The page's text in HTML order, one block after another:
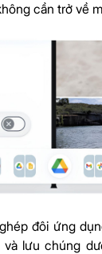
cần trở về
đôi ứng
lưu chúng